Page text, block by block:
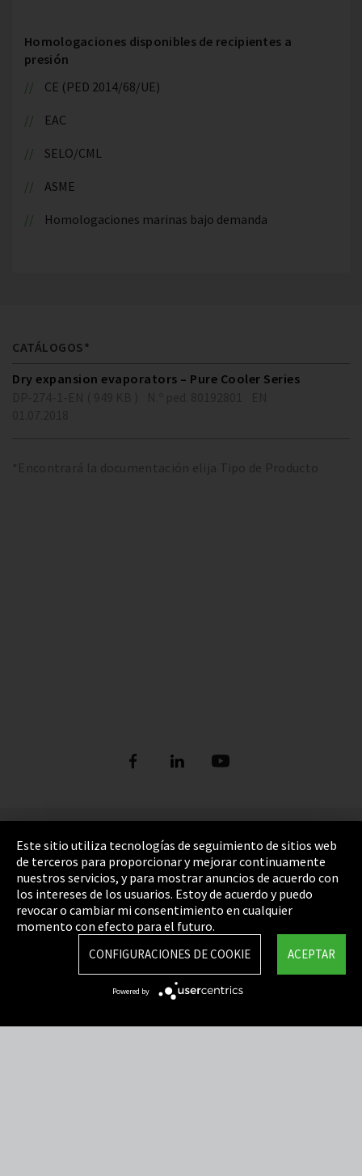
Homologaciones disponibles de recipientes a
presión
CE (PED 2014/68/UE)
EAC
SELO/CML
ASME
Homologaciones marinas bajo demanda
CATÁLOGOS*
Dry expansion evaporators – Pure Cooler Series
*Encontrará la documentación elija Tipo de Producto
Pie de imprenta
Política de privacidad
Cookie Settings
Términos y Condiciones
Mapa del sitio
Integrity Line
Este sitio utiliza tecnologías de seguimiento de sitios web
de terceros para proporcionar y mejorar continuamente
nuestros servicios, y para mostrar anuncios de acuerdo con
los intereses de los usuarios. Estoy de acuerdo y puedo
revocar o cambiar mi consentimiento en cualquier
momento con efecto para el futuro.
ACEPTAR
CONFIGURACIONES DE COOKIE
Powered by